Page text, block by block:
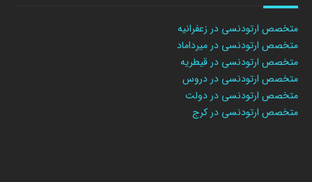
متخصص ارتودنسی در زعفرانیه
متخصص ارتودنسی در میرداماد
متخصص ارتودنسی در قیطریه
متخصص ارتودنسی در دروس
متخصص ارتودنسی در دولت
متخصص ارتودنسی در کرج